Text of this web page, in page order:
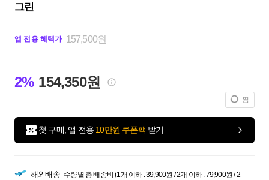
그린
앱 전용 혜택가 157,500원
2% 154,350원
찜
첫 구매, 앱 전용 10만원 쿠폰팩 받기
해외배송 수량별 총 배송비 (1개 이하 : 39,900원 / 2개 이하 : 79,900원 / 2